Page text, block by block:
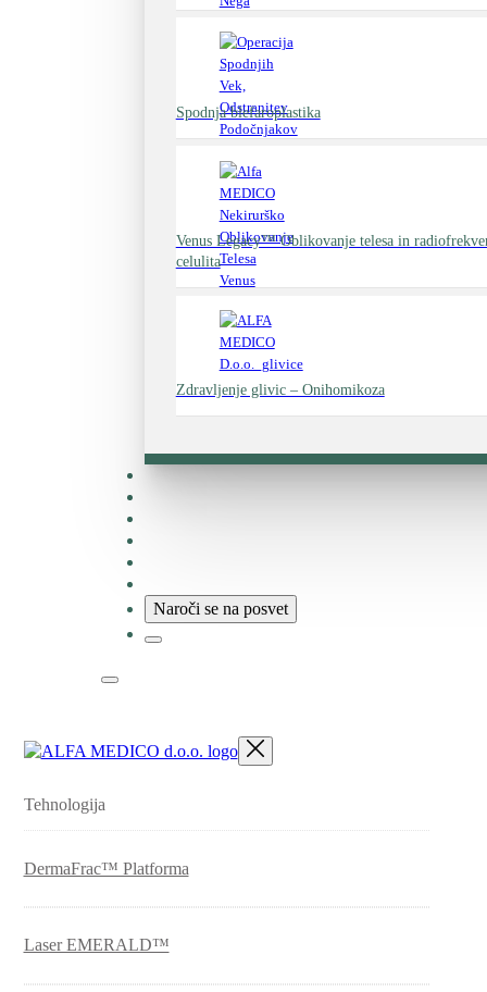
Spodnja blefaroplastika
Venus Legacy™ Oblikovanje telesa in
celulita
Zdravljenje glivic – Onihomikoza
Naroči se na posvet
Tehnologija
DermaFrac™ Platforma
Laser EMERALD™